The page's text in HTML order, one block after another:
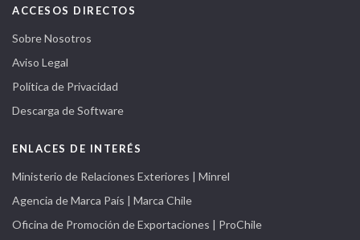
ACCESOS DIRECTOS
Sobre Nosotros
Aviso Legal
Política de Privacidad
Descarga de Software
ENLACES DE INTERÉS
Ministerio de Relaciones Exteriores | Minrel
Agencia de Marca País | Marca Chile
Oficina de Promoción de Exportaciones | ProChile